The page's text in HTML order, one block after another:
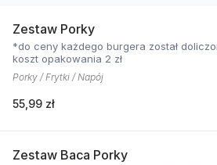
Zestaw Porky
*do ceny każdego burgera został
koszt opakowania 2 zł
Porky / Frytki / Napój
55,99 zł
Zestaw Baca Porky